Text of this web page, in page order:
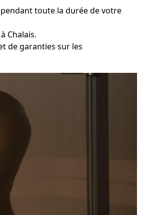
toute la durée de votre
Chalais.
de garanties sur les